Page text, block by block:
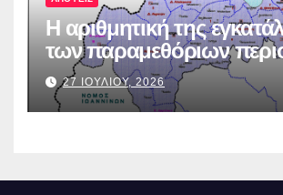
Η αριθμητική της
των παραμεθόριων
27 ΙΟΥΛΙΟΥ, 2026